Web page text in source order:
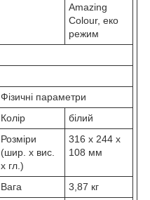
Amazing
Colour, еко
режим
Фізичні параметри
Колір
білий
Розміри
(шир. х вис.
х гл.)
316 x 244 x
108 мм
Вага
3,87 кг